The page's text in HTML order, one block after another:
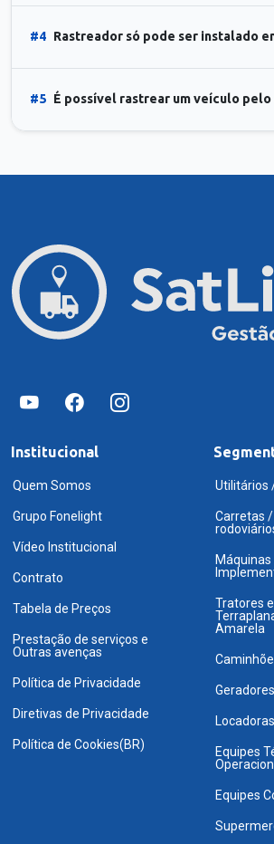
#4 Rastreador só pode ser instalado
#5 É possível rastrear um veículo
Institucional
Quem Somos
Grupo Fonelight
Vídeo Institucional
Contrato
Tabela de Preços
Prestação de serviços e
Outras avenças
Política de Privacidade
Diretivas de Privacidade
Política de Cookies(BR)
Utilitários
Carretas
Tratores
Amarela
Geradores
Equipes
Equipes